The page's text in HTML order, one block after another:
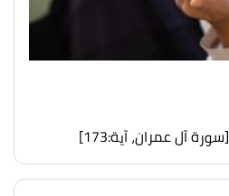
[سورة آل عمران، آية:173]